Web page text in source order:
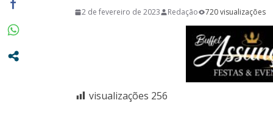
2 de fevereiro de 2023 Redação 720 visualizações
visualizações 256